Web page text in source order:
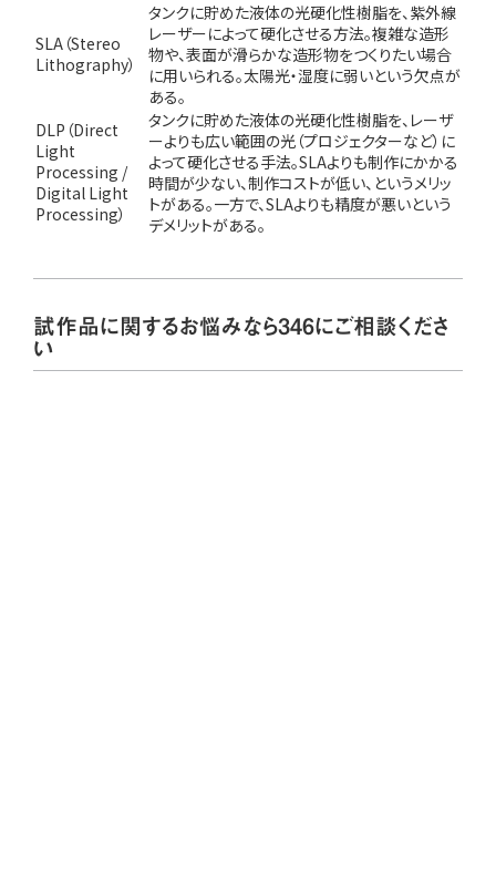
SLA（Stereo
Lithography）
タンクに貯めた液体の光硬化性樹脂を、紫外線
レーザーによって硬化させる方法。複雑な造形
物や、表面が滑らかな造形物をつくりたい場合
に用いられる。太陽光・湿度に弱いという欠点が
ある。
DLP（Direct
Light
Processing /
Digital Light
Processing）
タンクに貯めた液体の光硬化性樹脂を、レーザ
ーよりも広い範囲の光（プロジェクターなど）に
よって硬化させる手法。SLAよりも制作にかかる
時間が少ない、制作コストが低い、というメリッ
トがある。一方で、SLAよりも精度が悪いという
デメリットがある。
試作品に関するお悩みなら346にご相談くださ
い